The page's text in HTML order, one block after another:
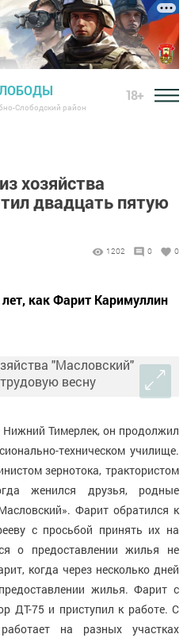
Слободский район
18+
хозяйства
двадцать пятую
1202 0 0
как Фарит Каримуллин
Тимерлек, он продолжил
техническом училище.
зернотока, трактористом
женился друзья, родные
Фарит обратился к
с просьбой принять их на
о предоставлении жилья не
когда через несколько дней
жилья. Фарит с
ДТ-75 и приступил к работе. С
на разных участках